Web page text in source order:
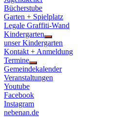
Bücherstube
Garten + Spielplatz
Legale Graffiti-Wand
Kindergarten
Show
sub
menu
unser Kindergarten
Kontakt + Anmeldung
Termine
Show
sub
menu
Gemeindekalender
Veranstaltungen
Youtube
Facebook
Instagram
nebenan.de